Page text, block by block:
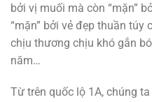
bởi vị muối mà còn “mặn”
“mặn” bởi vẻ đẹp thuần
chịu thương chịu khó gắn
năm…
Từ trên quốc lộ 1A, chúng